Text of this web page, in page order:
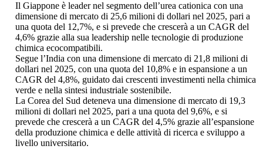
Il Giappone è leader nel segmento dell’urea cationica con una
dimensione di mercato di 25,6 milioni di dollari nel 2025, pari a
una quota del 12,7%, e si prevede che crescerà a un CAGR del
4,6% grazie alla sua leadership nelle tecnologie di produzione
chimica ecocompatibili.
Segue l’India con una dimensione di mercato di 21,8 milioni di
dollari nel 2025, con una quota del 10,8% e in espansione a un
CAGR del 4,8%, guidato dai crescenti investimenti nella chimica
verde e nella sintesi industriale sostenibile.
La Corea del Sud deteneva una dimensione di mercato di 19,3
milioni di dollari nel 2025, pari a una quota del 9,6%, e si
prevede che crescerà a un CAGR del 4,5% grazie all’espansione
della produzione chimica e delle attività di ricerca e sviluppo a
livello universitario.